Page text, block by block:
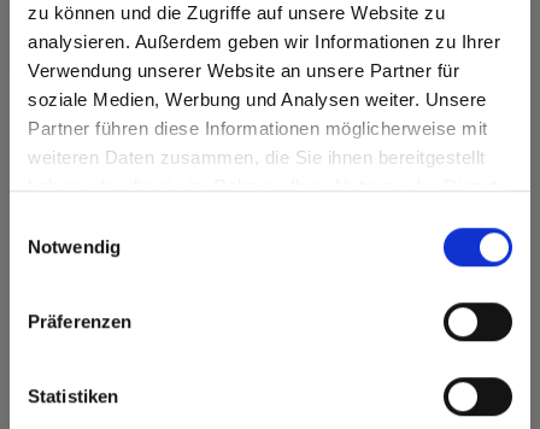
zu können und die Zugriffe auf unsere Website zu
analysieren. Außerdem geben wir Informationen zu Ihrer
Verwendung unserer Website an unsere Partner für
soziale Medien, Werbung und Analysen weiter. Unsere
Partner führen diese Informationen möglicherweise mit
weiteren Daten zusammen, die Sie ihnen bereitgestellt
haben oder die sie im Rahmen Ihrer Nutzung der Dienste
Notwendig
Präferenzen
Statistiken
sr.modal is not closeable
Are you based in the Verenigde
Staten?
rest of the world!
Krasvast Oplosmiddelbestendig
Oppervlaktekenmerken
Duurzaam
Hitte- en
vorstbestendig
Splintervrij snijden,